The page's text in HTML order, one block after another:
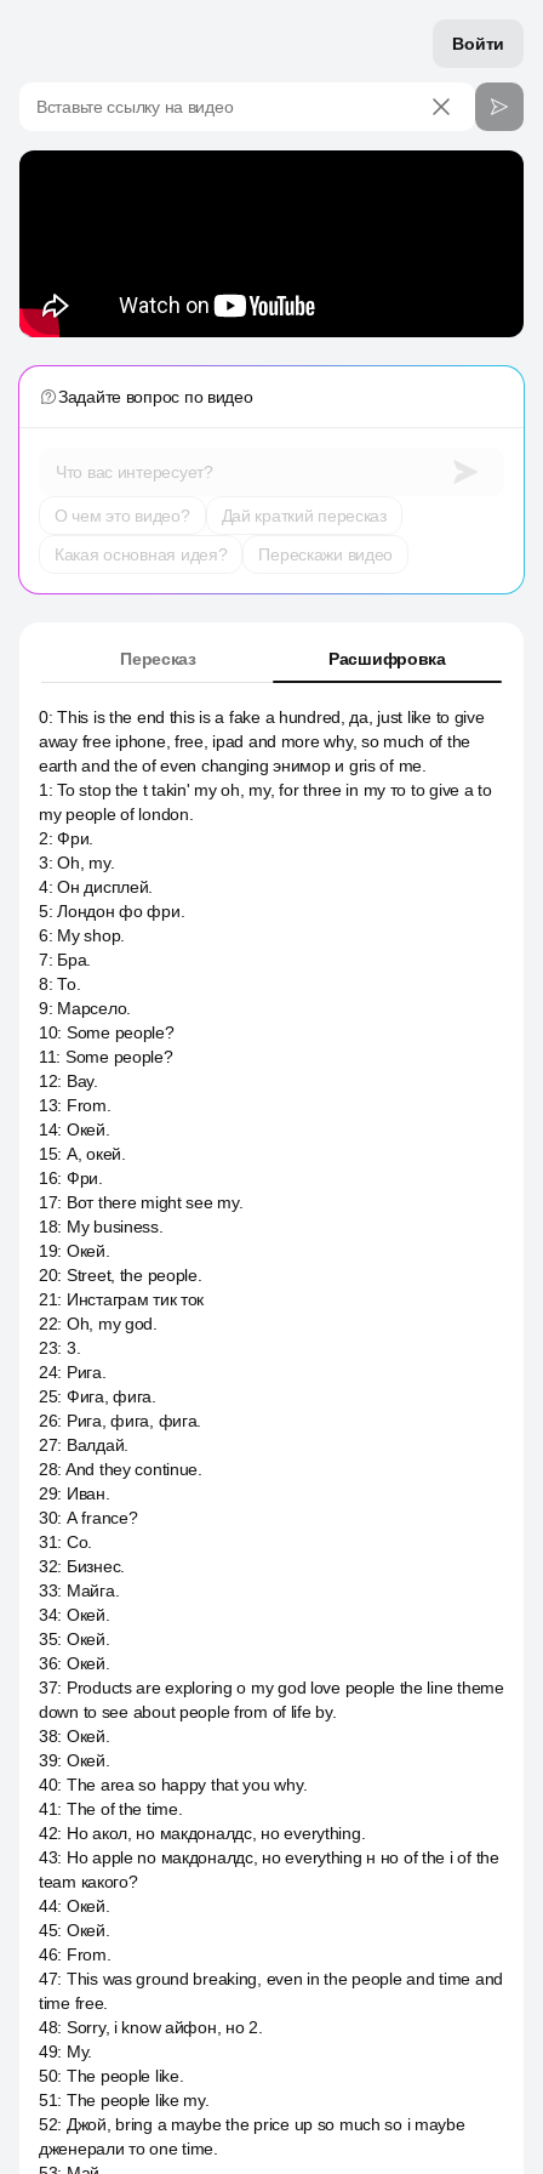
Войти
Вставьте ссылку на видео
Задайте вопрос по видео
Что вас интересует?
О чем это видео?
Дай краткий пересказ
Какая основная идея?
Перескажи видео
Пересказ Расшифровка
0:This is the end this is a fake a hundred, да, just like to give
away free iphone, free, ipad and more why, so much of the
earth and the of even changing энимор и gris of me.
1 :To stop the t takin' my oh, my, for three in my то to give a to
my people of london.
2:Фри.
3:Oh, my.
4:Он дисплей.
5:Лондон фо фри.
6: My shop.
7: Бра.
8:То.
9: Марсело.
10: Some people?
11: Some people?
12: Вау.
13: From.
14: Окей.
15: А, окей.
16: Фри.
17: Вот there might see my.
18: My business.
19: Окей.
20: Street, the people.
21: Инстаграм тик ток
22: Oh, my god.
23: 3.
24: Рига.
25: Фига, фига.
26: Рига, фига, фига.
27: Валдай.
28: And they continue.
29: Иван.
30: А france?
31: Со.
32: Бизнес.
33: Майга.
34: Окей.
35: Окей.
36: Окей.
37: Products are exploring о my god love people the line theme
down to see about people from of life by.
38: Окей.
39: Окей.
40: The area so happy that you why.
41: The of the time.
42: Но акол, но макдоналдс, но everything.
43: Но apple no макдоналдс, но everything н но of the i of the
team какого?
44: Окей.
45: Окей.
46: From.
47: This was ground breaking, even in the people and time and
time free.
48: Sorry, i know айфон, но 2.
49: My.
50: The people like.
51: The people like my.
52: Джой, bring a maybe the price up so much so i maybe
дженерали то one time.